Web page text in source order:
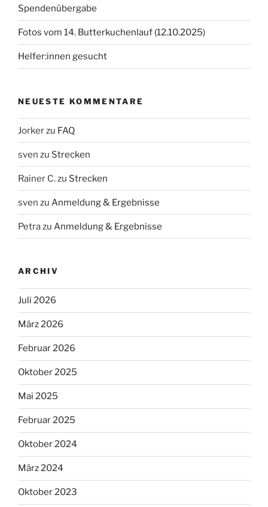
Spendenübergabe
Fotos vom 14. Butterkuchenlauf (12.10.2025)
Helfer:innen gesucht
NEUESTE KOMMENTARE
Jorkerzu FAQ
sven zu Strecken
Rainer C.zu Strecken
sven zu Anmeldung & Ergebnisse
Petrazu Anmeldung & Ergebnisse
ARCHIV
Juli 2026
März 2026
Februar 2026
Oktober 2025
Mai 2025
Februar 2025
Oktober 2024
März 2024
Oktober 2023